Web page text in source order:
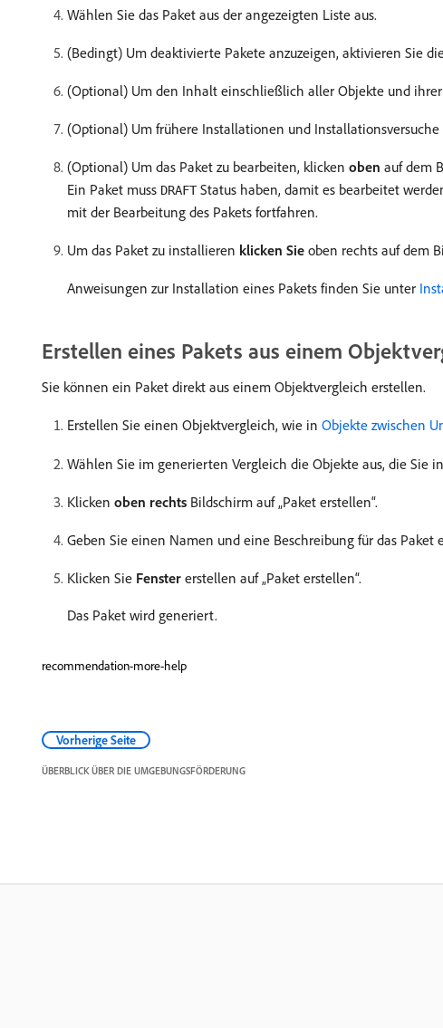
Wählen Sie das Paket aus der angezeigten Liste aus.
(Bedingt) Um deaktivierte Pakete anzuzeigen, aktivieren Sie
(Optional) Um den Inhalt einschließlich aller Objekte und
(Optional) Um frühere Installationen und Installationsversuche
(Optional) Um das Paket zu bearbeiten, klicken oben auf dem
Ein Paket muss DRAFTStatus haben, damit es bearbeitet
mit der Bearbeitung des Pakets fortfahren.
Um das Paket zu installieren klicken Sie oben rechts auf dem
Anweisungen zur Installation eines Pakets finden Sie unter
Erstellen eines Pakets aus einem
Sie können ein Paket direkt aus einem Objektvergleich erstellen.
Erstellen Sie einen Objektvergleich, wie in Objekte zwischen
Wählen Sie im generierten Vergleich die Objekte aus, die Sie
Klicken oben rechts Bildschirm auf „Paket erstellen“.
Geben Sie einen Namen und eine Beschreibung für das Paket
Klicken Sie Fenster erstellen auf „Paket erstellen“.
Das Paket wird generiert.
recommendation-more-help
Vorherige Seite
ÜBERBLICK ÜBER DIE UMGEBUNGSFÖRDERUNG